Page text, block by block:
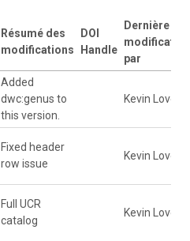
Résumé des
modifications
DOI
Handle
Dernière
modification
par
Added
dwc:genus to
this version.
Kevin Love
Fixed header
row issue
Kevin Love
Full UCR
catalog
Kevin Love